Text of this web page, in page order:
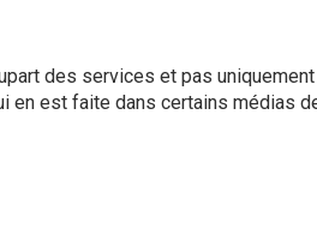
des services et pas
en est faite dans certains médias